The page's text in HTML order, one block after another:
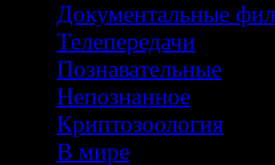
Документальные
Телепередачи
Познавательные
Непознанное
Криптозоология
В мире